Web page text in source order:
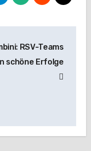
RSV-Teams
schöne Erfolge